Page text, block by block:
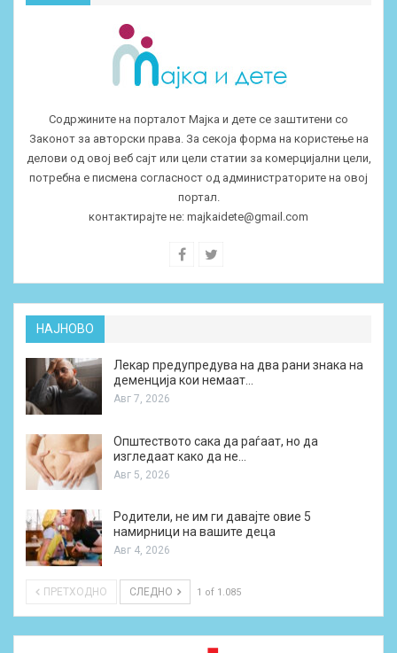
Содржините на порталот Мајка и дете се заштитени со
Законот за авторски права. За секоја форма на користење на
делови од овој веб сајт или цели статии за комерцијални цели,
потребна е писмена согласност од администраторите на овој
портал.
контактирајте не: majkaidete@gmail.com
НАЈНОВО
Лекар предупредува на два рани знака на
деменција кои немаат…
Авг 7, 2026
Општеството сака да раѓаат, но да
изгледаат како да не…
Авг 5, 2026
Родители, не им ги давајте овие 5
намирници на вашите деца
Авг 4, 2026
ПРЕТХОДНО СЛЕДНО 1 of 1.085